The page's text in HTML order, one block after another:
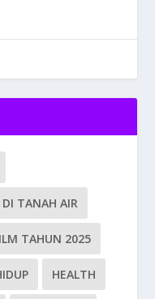
DI TANAH AIR
TAHUN 2025
HEALTH